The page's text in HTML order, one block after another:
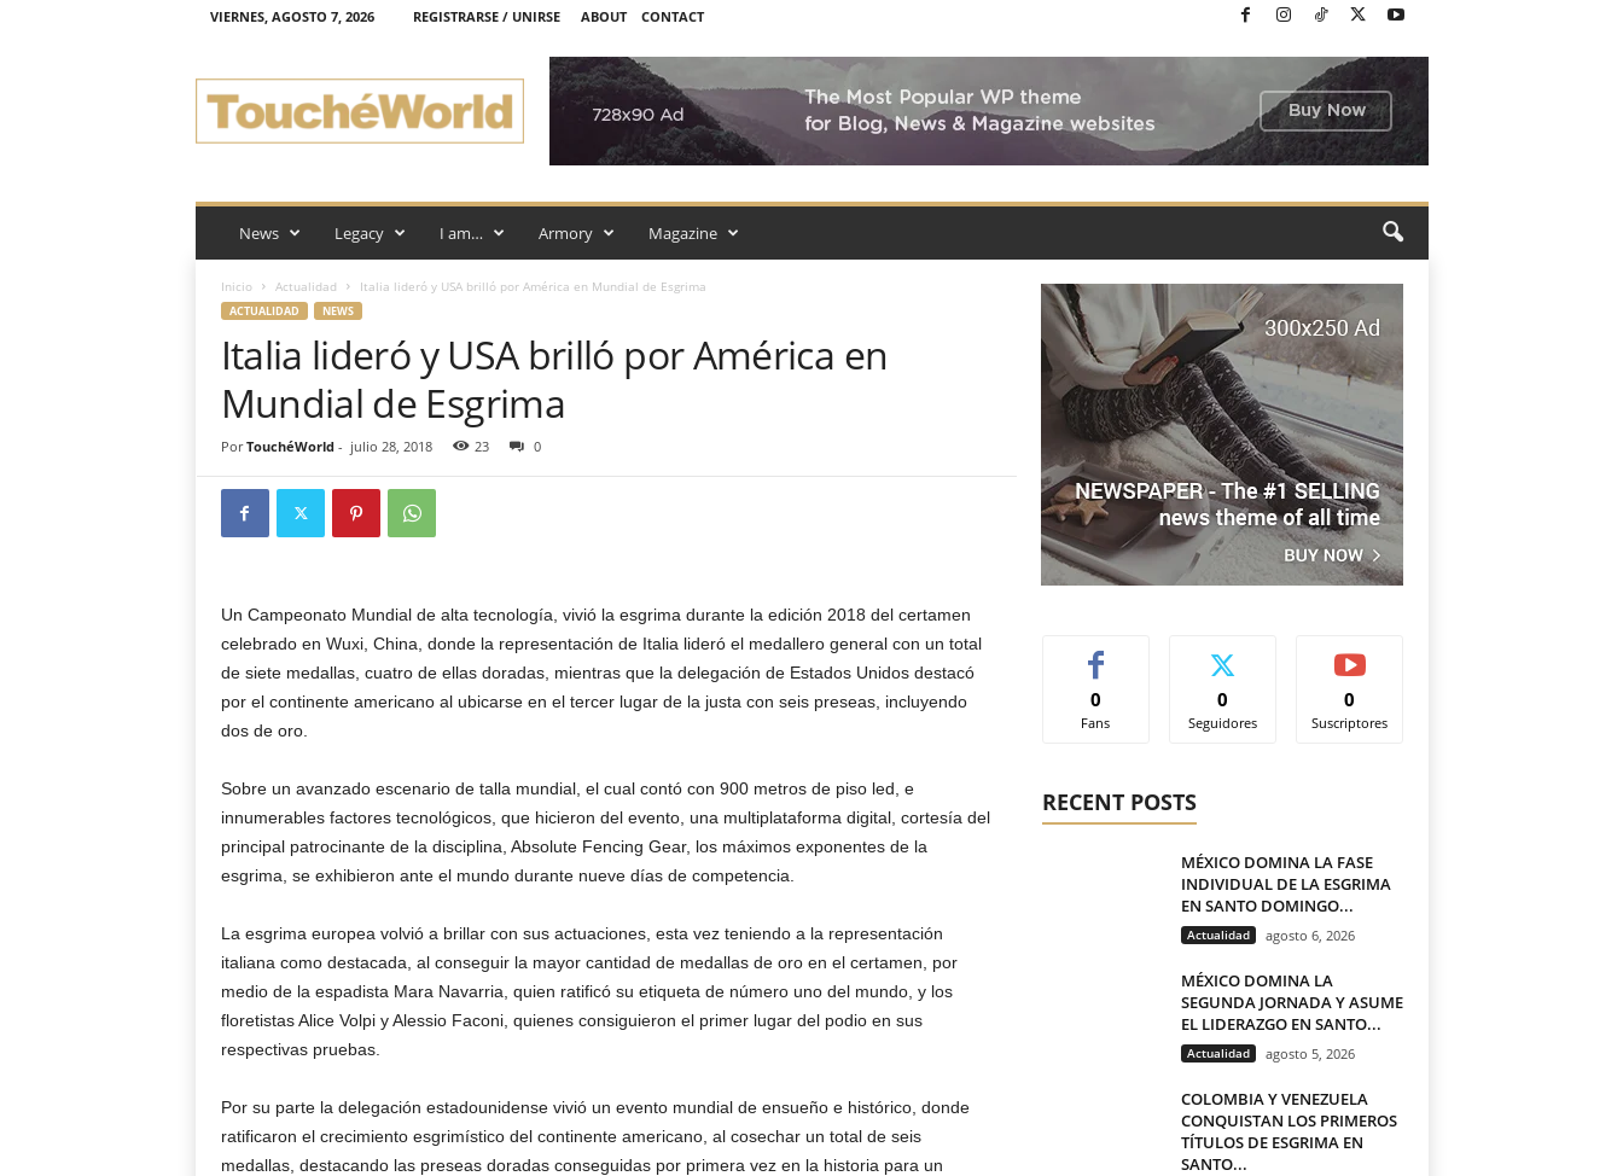
VIERNES, AGOSTO 7, 2026 REGISTRARSE / UNIRSE ABOUT CONTACT
o
W
r
News Legacy I am… Armory Magazine
Inicio Actualidad Italia lideró y USA brilló por América en Mundial de Esgrima
ACTUALIDAD NEWS
Italia lideró y USA brilló por América en
Mundial de Esgrima
Por TouchéWorld- julio 28, 2018 23 0
Un Campeonato Mundial de alta tecnología, vivió la esgrima durante la edición 2018 del certamen
celebrado en Wuxi, China, donde la representación de Italia lideró el medallero general con un total
de siete medallas, cuatro de ellas doradas, mientras que la delegación de Estados Unidos destacó
por el continente americano al ubicarse en el tercer lugar de la justa con seis preseas, incluyendo
dos de oro.
Sobre un avanzado escenario de talla mundial, el cual contó con 900 metros de piso led, e
innumerables factores tecnológicos, que hicieron del evento, una multiplataforma digital, cortesía del
principal patrocinante de la disciplina, Absolute Fencing Gear, los máximos exponentes de la
esgrima, se exhibieron ante el mundo durante nueve días de competencia.
La esgrima europea volvió a brillar con sus actuaciones, esta vez teniendo a la representación
italiana como destacada, al conseguir la mayor cantidad de medallas de oro en el certamen, por
medio de la espadista Mara Navarria, quien ratificó su etiqueta de número uno del mundo, y los
floretistas Alice Volpi y Alessio Faconi, quienes consiguieron el primer lugar del podio en sus
respectivas pruebas.
Por su parte la delegación estadounidense vivió un evento mundial de ensueño e histórico, donde
ratificaron el crecimiento esgrimístico del continente americano, al cosechar un total de seis
medallas, destacando las preseas doradas conseguidas por primera vez en la historia para un
0
Fans
0
Seguidores
0
Suscriptores
RECENT POSTS
MÉXICO DOMINA LA FASE
INDIVIDUAL DE LA ESGRIMA
EN SANTO DOMINGO...
Actualidad agosto 6, 2026
MÉXICO DOMINA LA
SEGUNDA JORNADA Y ASUME
EL LIDERAZGO EN SANTO...
Actualidad agosto 5, 2026
COLOMBIA Y VENEZUELA
CONQUISTAN LOS PRIMEROS
TÍTULOS DE ESGRIMA EN
SANTO...